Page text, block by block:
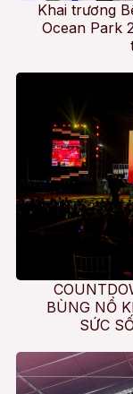
Khai trương
Ocean Park
BÙNG NỔ
SỨC